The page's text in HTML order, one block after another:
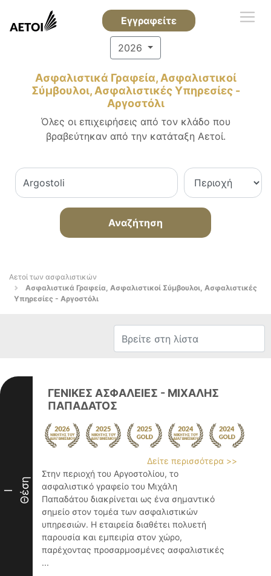
Εγγραφείτε
2026
Ασφαλιστικά Γραφεία, Ασφαλιστικοί
Σύμβουλοι, Ασφαλιστικές Υπηρεσίες -
Αργοστόλι
Όλες οι επιχειρήσεις από τον κλάδο που
βραβεύτηκαν από την κατάταξη Αετοί.
Αναζήτηση
Αετοί των ασφαλιστικών
Ασφαλιστικά Γραφεία, Ασφαλιστικοί Σύμβουλοι, Ασφαλιστικές
Υπηρεσίες - Αργοστόλι
I Θέση
ΓΕΝΙΚΕΣ ΑΣΦΑΛΕΙΕΣ - ΜΙΧΑΛΗΣ
ΠΑΠΑΔΑΤΟΣ
Δείτε περισσότερα >>
Στην περιοχή του Αργοστολίου, το
ασφαλιστικό γραφείο του Μιχάλη
Παπαδάτου διακρίνεται ως ένα σημαντικό
σημείο στον τομέα των ασφαλιστικών
υπηρεσιών. Η εταιρεία διαθέτει πολυετή
παρουσία και εμπειρία στον χώρο,
παρέχοντας προσαρμοσμένες ασφαλιστικές
...